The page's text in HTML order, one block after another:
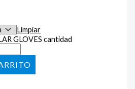
Limpiar
GLOVES cantidad